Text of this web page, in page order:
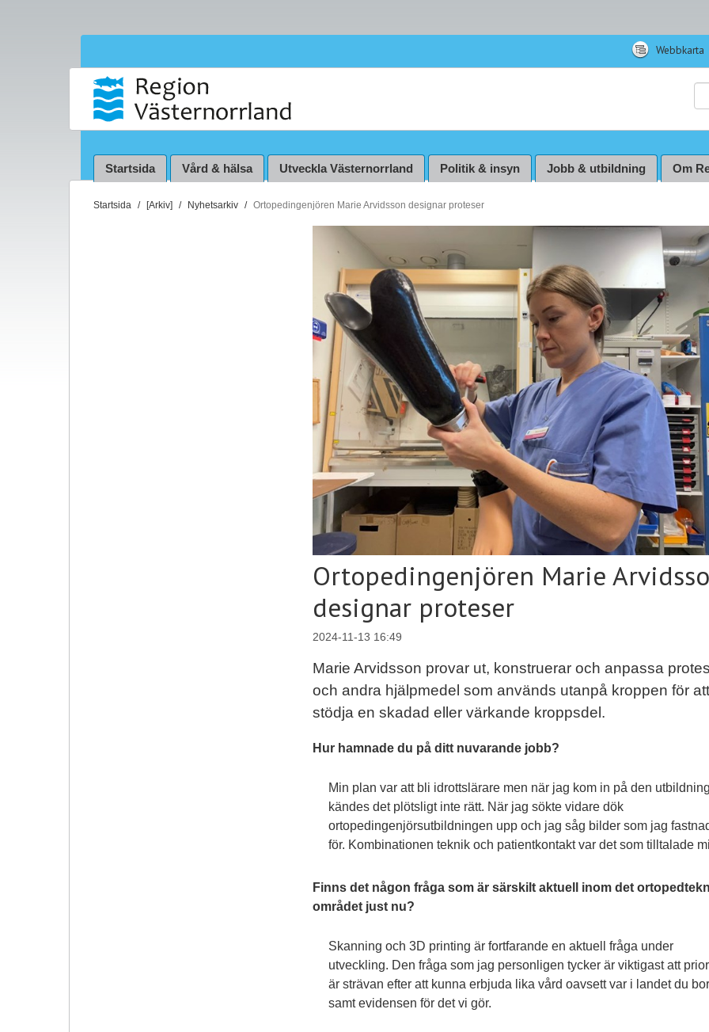
Webbkarta
Startsida Vård & hälsa Utveckla Västernorrland Politik & insyn Jobb & utbildning Om
D
Startsida [Arkiv] Nyhetsarkiv Ortopedingenjören Marie Arvidsson designar proteser
Ortopedingenjören Marie
designar proteser
2024-11-13 16:49
Marie Arvidsson provar ut, konstruerar och anpassa
och andra hjälpmedel som används utanpå kroppen för att
stödja en skadad eller värkande kroppsdel.
Hur hamnade du på ditt nuvarande jobb?
Min plan var att bli idrottslärare men när jag kom in på den
kändes det plötsligt inte rätt. När jag sökte vidare dök
ortopedingenjörsutbildningen upp och jag såg bilder som jag
för. Kombinationen teknik och patientkontakt var det som tilltalade
Finns det någon fråga som är särskilt aktuell inom det
området just nu?
Skanning och 3D printing är fortfarande en aktuell fråga under
utveckling. Den fråga som jag personligen tycker är viktigast att
är strävan efter att kunna erbjuda lika vård oavsett var i landet du
samt evidensen för det vi gör.